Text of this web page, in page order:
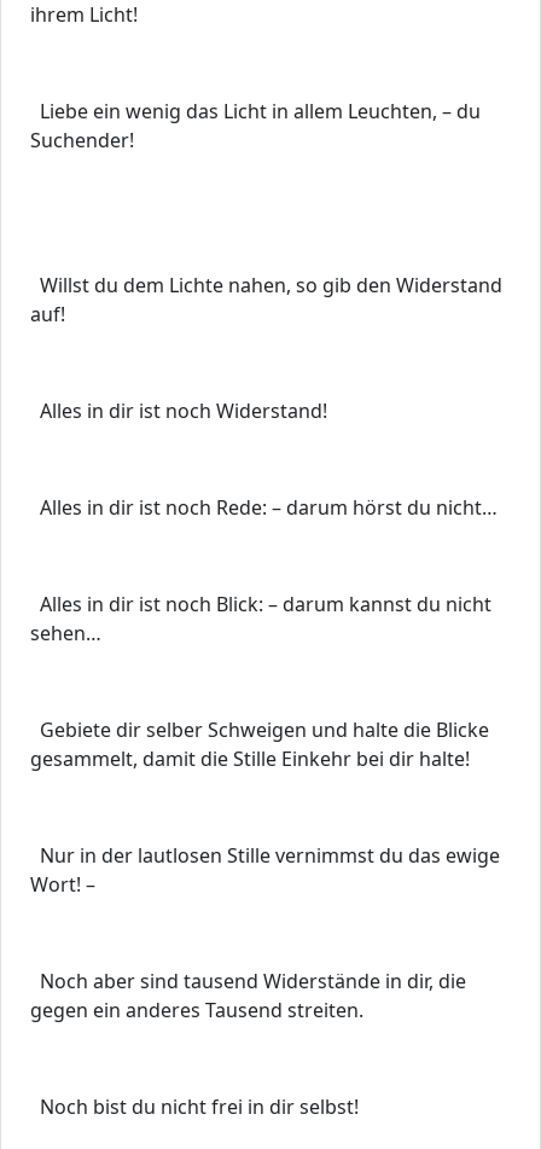
ihrem Licht!
Liebe ein wenig das Licht in allem Leuchten, – du
Suchender!
Willst du dem Lichte nahen, so gib den Widerstand
auf!
Alles in dir ist noch Widerstand!
Alles in dir ist noch Rede: – darum hörst du nicht…
Alles in dir ist noch Blick: – darum kannst du nicht
sehen…
Gebiete dir selber Schweigen und halte die Blicke
gesammelt, damit die Stille Einkehr bei dir halte!
Nur in der lautlosen Stille vernimmst du das ewige
Wort! –
Noch aber sind tausend Widerstände in dir, die
gegen ein anderes Tausend streiten.
Noch bist du nicht frei in dir selbst!